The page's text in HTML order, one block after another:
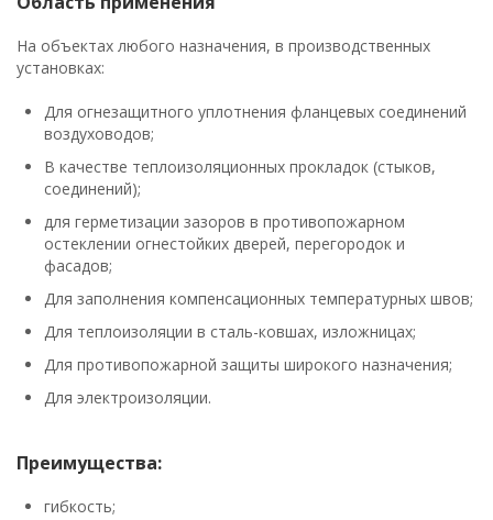
На объектах любого назначения, в производственных
установках:
Для огнезащитного уплотнения фланцевых соединений
воздуховодов;
В качестве теплоизоляционных прокладок (стыков,
соединений);
для герметизации зазоров в противопожарном
остеклении огнестойких дверей, перегородок и
фасадов;
Для заполнения компенсационных температурных швов;
Для теплоизоляции в сталь-ковшах, изложницах;
Для противопожарной защиты широкого назначения;
Для электроизоляции.
Преимущества:
гибкость;